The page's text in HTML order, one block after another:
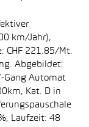
km/Jahr),
CHF 221.85/Mt.
Abgebildet:
Gang Automat
Kat. D in
Laufzeit: 48